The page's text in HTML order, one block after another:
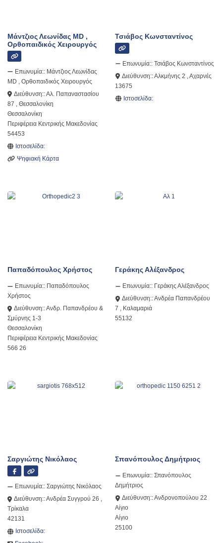
Μάντζιος Λεωνίδας MD ,
Ορθοπαιδικός Χειρουργός
Επωνυμία:: Μάντζιος Λεωνίδας
MD , Ορθοπαιδικός Χειρουργός
Διεύθυνση::Αλ. Παπαναστασίου
87 , Θεσσαλονίκη
Θεσσαλονίκη
Περιφέρεια Κεντρικής Μακεδονίας
54453
Ιστοσελίδα:
Ψηφιακή Κάρτα
Τσιάβος Κωνσταντίνος
Επωνυμία::Τσιάβος Κωνσταντίνος
Διεύθυνση::Αλκμήνης 2 , Αχαρνές
13675
Ιστοσελίδα:
Παπαδόπουλος Χρήστος
Επωνυμία:: Παπαδόπουλος
Χρήστος
Διεύθυνση::Ανδρ. Παπανδρέου &
Σμύρνης 1-3
Θεσσαλονίκη
Περιφέρεια Κεντρικής Μακεδονίας
566 26
Γεράκης Αλέξανδρος
Επωνυμία:: Γεράκης Αλέξανδρος
Διεύθυνση::Ανδρέα Παπανδρέου
7 , Καλαμαριά
55132
Σαργιώτης Νικόλαος
Επωνυμία:: Σαργιώτης Νικόλαος
Διεύθυνση::Ανδρέα Συγγρού 26 ,
Τρίκαλα
42131
Ιστοσελίδα:
Σπανόπουλος Δημήτριος
Επωνυμία::Σπανόπουλος
Δημήτριος
Διεύθυνση::Ανδρονοπούλου 22
Αίγιο
Αίγιο
25100